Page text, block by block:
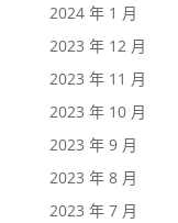
2024 年 1 月
2023 年 12 月
2023 年 11 月
2023 年 10 月
2023 年 9 月
2023 年 8 月
2023 年 7 月